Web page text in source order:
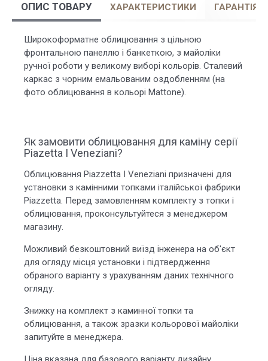
ОПИС ТОВАРУ ХАРАКТЕРИСТИКИ ГАРАНТІЯ
Широкоформатне облицювання з цільною
фронтальною панеллю і банкеткою, з майоліки
ручної роботи у великому виборі кольорів. Сталевий
каркас з чорним емальованим оздобленням (на
фото облицювання в кольорі Mattone).
Як замовити облицювання для каміну серії
Piazetta I Veneziani?
Облицювання Piazzetta I Veneziani призначені для
установки з камінними топками італійської фабрики
Piazzetta. Перед замовленням комплекту з топки і
облицювання, проконсультуйтеся з менеджером
магазину.
Можливий безкоштовний виїзд інженера на об'єкт
для огляду місця установки і підтвердження
обраного варіанту з урахуванням даних технічного
огляду.
Знижку на комплект з каминної топки та
облицювання, а також зразки кольорової майоліки
запитуйте в менеджера.